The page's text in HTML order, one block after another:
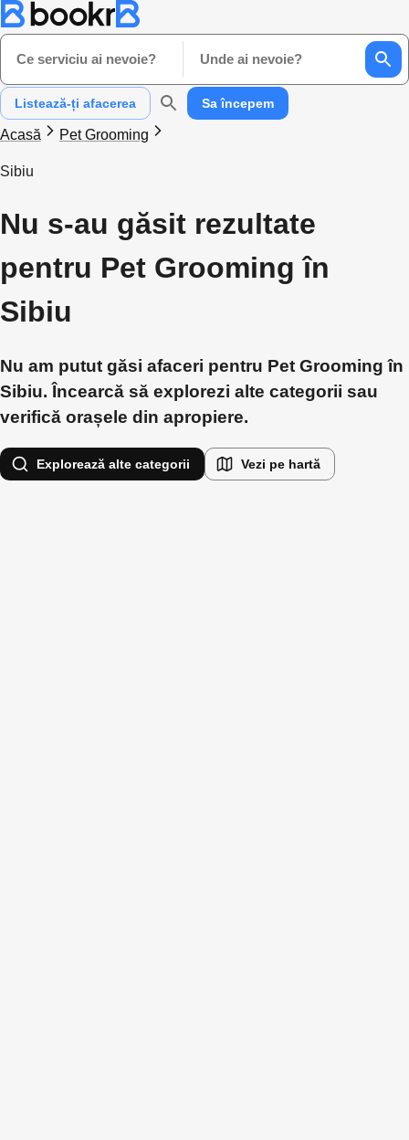
Ce serviciu ai nevoie? Unde ai nevoie?
Listează-ți afacerea Sa începem
Acasă Pet Grooming
Sibiu
Nu s-au găsit rezultate
pentru Pet Grooming în
Sibiu
Nu am putut găsi afaceri pentru Pet Grooming în
Sibiu. Încearcă să explorezi alte categorii sau
verifică orașele din apropiere.
Explorează alte categorii Vezi pe hartă